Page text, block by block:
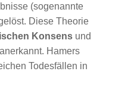
(sogenannte
Diese Theorie
Konsens und
Hamers
Todesfällen in